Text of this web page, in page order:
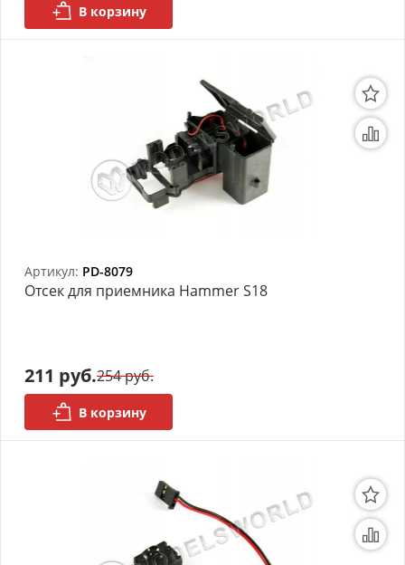
В корзину
Артикул: PD-8079
Отсек для приемника Hammer S18
211 руб.254 руб.
В корзину